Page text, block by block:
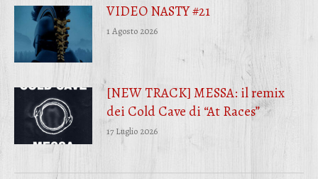
VIDEO NASTY #21
1 Agosto 2026
[NEW TRACK] MESSA: il remix
dei Cold Cave di “At Races”
17 Luglio 2026